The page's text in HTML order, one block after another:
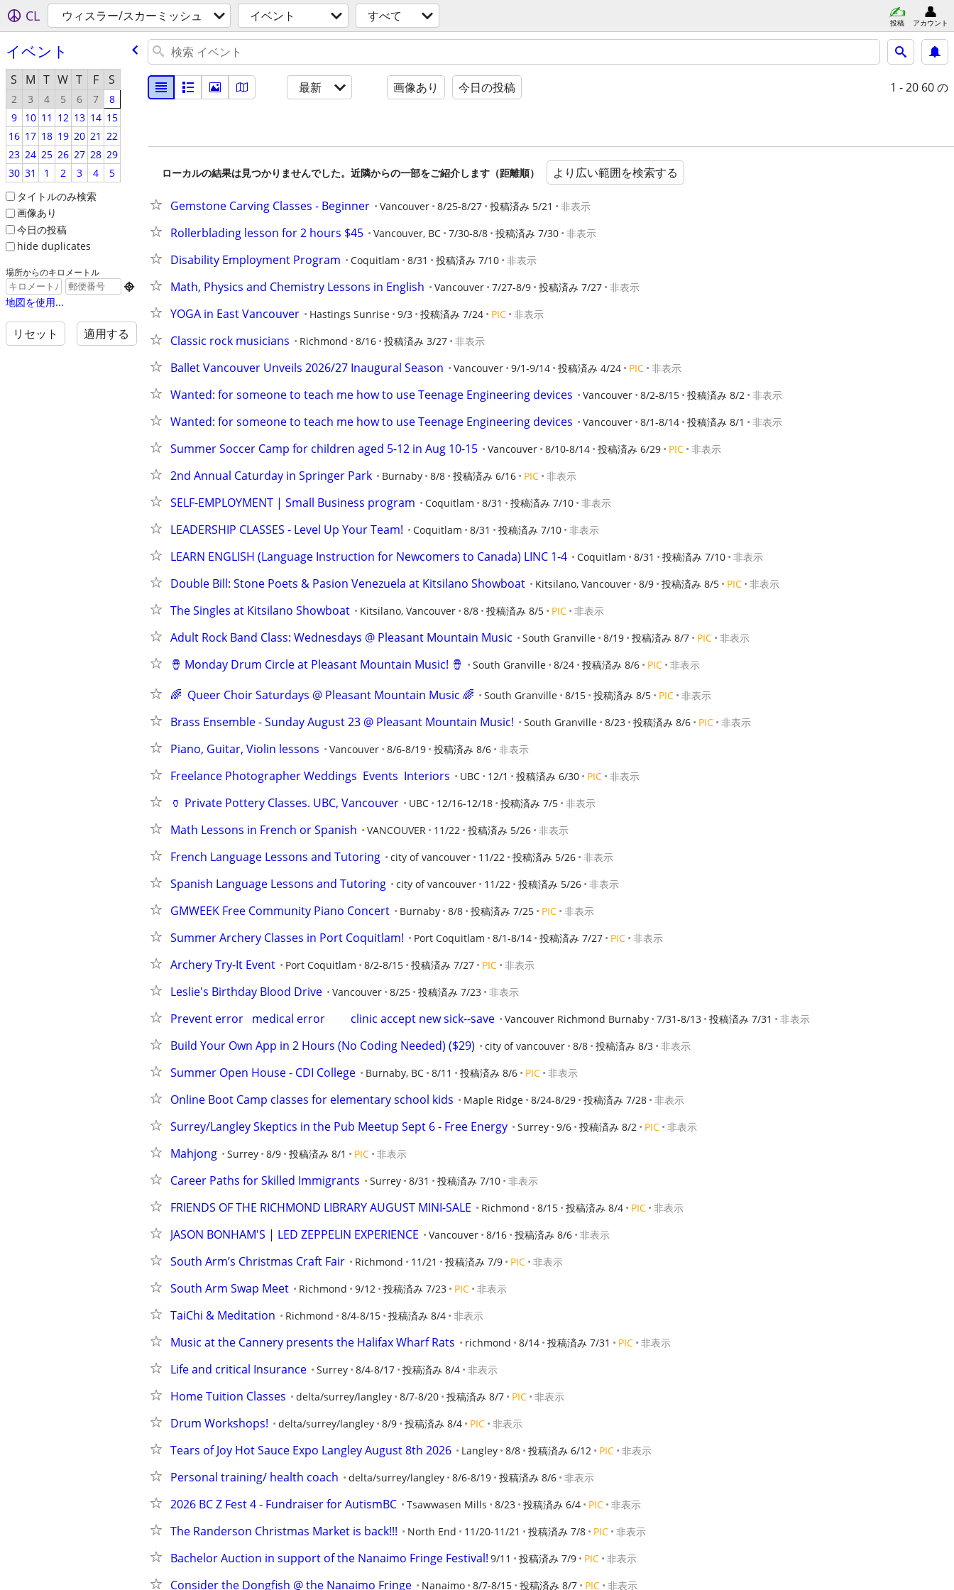
CL ウィスラー/スカーミッシュ イベント すべて 投稿 アカウント
イベント
S M T W T F S
2 3 4 5 6 7
8
9
10 11 12 13 14 15
16 17 18 19 20 21 22
23 24 25 26 27 28 29
30 31 1 2 3 4
5
タイトルのみ検索
画像あり
今日の投稿
hide duplicates
場所からのキロメートル

地図を使用...
リセット 適用する
最新 画像あり 今日の投稿 1 - 20 60 の
ローカルの結果は見つかりませんでした。近隣からの一部をご紹介します（距離順） より広い範囲を検索する
Gemstone Carving Classes - Beginner Vancouver 8/25-8/27 投稿済み 5/21 非表示
Rollerblading lesson for 2 hours $45 Vancouver, BC 7/30-8/8 投稿済み 7/30 非表示
Disability Employment Program Coquitlam 8/31 投稿済み 7/10 非表示
Math, Physics and Chemistry Lessons in English Vancouver 7/27-8/9 投稿済み 7/27 非表示
YOGA in East Vancouver Hastings Sunrise 9/3 投稿済み 7/24 PIC 非表示
Classic rock musicians Richmond 8/16 投稿済み 3/27 非表示
Ballet Vancouver Unveils 2026/27 Inaugural Season Vancouver 9/1-9/14 投稿済み 4/24 PIC 非表示
Wanted: for someone to teach me how to use Teenage Engineering devices Vancouver 8/2-8/15 投稿済み 8/2 非表示
Wanted: for someone to teach me how to use Teenage Engineering devices Vancouver 8/1-8/14 投稿済み 8/1 非表示
Summer Soccer Camp for children aged 5-12 in Aug 10-15 Vancouver 8/10-8/14 投稿済み 6/29 PIC 非表示
2nd Annual Caturday in Springer Park Burnaby 8/8 投稿済み 6/16 PIC 非表示
SELF-EMPLOYMENT | Small Business program Coquitlam 8/31 投稿済み 7/10 非表示
LEADERSHIP CLASSES - Level Up Your Team! Coquitlam 8/31 投稿済み 7/10 非表示
LEARN ENGLISH (Language Instruction for Newcomers to Canada) LINC 1-4 Coquitlam 8/31 投稿済み 7/10 非表示
Double Bill: Stone Poets & Pasion Venezuela at Kitsilano Showboat Kitsilano, Vancouver 8/9 投稿済み 8/5 PIC 非表示
The Singles at Kitsilano Showboat Kitsilano, Vancouver 8/8 投稿済み 8/5 PIC 非表示
Adult Rock Band Class: Wednesdays @ Pleasant Mountain Music South Granville 8/19 投稿済み 8/7 PIC 非表示
🪘 Monday Drum Circle at Pleasant Mountain Music! 🪘 South Granville 8/24 投稿済み 8/6 PIC 非表示
🌈  Queer Choir Saturdays @ Pleasant Mountain Music 🌈 South Granville 8/15 投稿済み 8/5 PIC 非表示
Brass Ensemble - Sunday August 23 @ Pleasant Mountain Music! South Granville 8/23 投稿済み 8/6 PIC 非表示
Piano, Guitar, Violin lessons Vancouver 8/6-8/19 投稿済み 8/6 非表示
Freelance Photographer Weddings  Events  Interiors UBC 12/1 投稿済み 6/30 PIC 非表示
🏺 Private Pottery Classes. UBC, Vancouver UBC 12/16-12/18 投稿済み 7/5 非表示
Math Lessons in French or Spanish VANCOUVER 11/22 投稿済み 5/26 非表示
French Language Lessons and Tutoring city of vancouver 11/22 投稿済み 5/26 非表示
Spanish Language Lessons and Tutoring city of vancouver 11/22 投稿済み 5/26 非表示
GMWEEK Free Community Piano Concert Burnaby 8/8 投稿済み 7/25 PIC 非表示
Summer Archery Classes in Port Coquitlam! Port Coquitlam 8/1-8/14 投稿済み 7/27 PIC 非表示
Archery Try-It Event Port Coquitlam 8/2-8/15 投稿済み 7/27 PIC 非表示
Leslie's Birthday Blood Drive Vancouver 8/25 投稿済み 7/23 非表示
Prevent error   medical error         clinic accept new sick--save Vancouver Richmond Burnaby 7/31-8/13 投稿済み 7/31 非表示
Build Your Own App in 2 Hours (No Coding Needed) ($29) city of vancouver 8/8 投稿済み 8/3 非表示
Summer Open House - CDI College Burnaby, BC 8/11 投稿済み 8/6 PIC 非表示
Online Boot Camp classes for elementary school kids Maple Ridge 8/24-8/29 投稿済み 7/28 非表示
Surrey/Langley Skeptics in the Pub Meetup Sept 6 - Free Energy Surrey 9/6 投稿済み 8/2 PIC 非表示
Mahjong Surrey 8/9 投稿済み 8/1 PIC 非表示
Career Paths for Skilled Immigrants Surrey 8/31 投稿済み 7/10 非表示
FRIENDS OF THE RICHMOND LIBRARY AUGUST MINI-SALE Richmond 8/15 投稿済み 8/4 PIC 非表示
JASON BONHAM'S | LED ZEPPELIN EXPERIENCE Vancouver 8/16 投稿済み 8/6 非表示
South Arm’s Christmas Craft Fair Richmond 11/21 投稿済み 7/9 PIC 非表示
South Arm Swap Meet Richmond 9/12 投稿済み 7/23 PIC 非表示
TaiChi & Meditation Richmond 8/4-8/15 投稿済み 8/4 非表示
Music at the Cannery presents the Halifax Wharf Rats richmond 8/14 投稿済み 7/31 PIC 非表示
Life and critical Insurance Surrey 8/4-8/17 投稿済み 8/4 非表示
Home Tuition Classes delta/surrey/langley 8/7-8/20 投稿済み 8/7 PIC 非表示
Drum Workshops! delta/surrey/langley 8/9 投稿済み 8/4 PIC 非表示
Tears of Joy Hot Sauce Expo Langley August 8th 2026 Langley 8/8 投稿済み 6/12 PIC 非表示
Personal training/ health coach delta/surrey/langley 8/6-8/19 投稿済み 8/6 非表示
2026 BC Z Fest 4 - Fundraiser for AutismBC Tsawwasen Mills 8/23 投稿済み 6/4 PIC 非表示
The Randerson Christmas Market is back!!! North End 11/20-11/21 投稿済み 7/8 PIC 非表示
Bachelor Auction in support of the Nanaimo Fringe Festival! 9/11 投稿済み 7/9 PIC 非表示
Consider the Dongfish @ the Nanaimo Fringe Nanaimo 8/7-8/15 投稿済み 8/7 PIC 非表示